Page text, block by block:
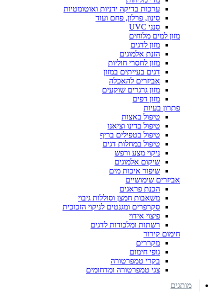
ערכות בדיקה ידניות ואוטומטיות
סינון, פרלון, פחם ועוד
סנני UVC
מזון למים מלוחים
מזון לדגים
הזנת אלמוגים
מזון לחסרי חוליות
דגים בעייתים במזון
אביזרים להאכלה
מזון גרגרים שוקעים
מזון דפים
פתרון בעיות
טיפול באצות
טיפול בדינו וציאנו
טיפול בטפילים בריף
טיפול במחלות דגים
ניקוי מצע ורפש
שיקום אלמוגים
שיפור איכות מים
אביזרים שימושיים
הכנת פראגים
משאבות חמצן וסוללות גיבוי
סקרפרים ומגנטים לניקוי הזכוכית
פיצוי אידוי
רשתות ומלכודות לדגים
חימום קירור
מקררים
גופי חימום
בקרי טמפרטורה
צגי טמפרטורה ומדחומים
מותגים